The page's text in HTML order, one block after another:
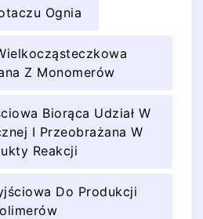
Ognia
Z Monomerów
Biorąca Udział W
I Przeobrażana W
Reakcji
Do Produkcji